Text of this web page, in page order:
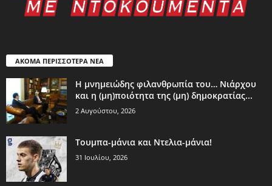
ΑΚΟΜΑ ΠΕΡΙΣΣΟΤΕΡΑ ΝΕΑ
Η μνημειώδης φιλανθρωπία του… Νιάρχου
και η (μη)ποιότητα της (μη) δημοκρατίας...
2 Αυγούστου, 2026
Τουμπα-μάνια και Ντελια-μάνια!
31 Ιουλίου, 2026